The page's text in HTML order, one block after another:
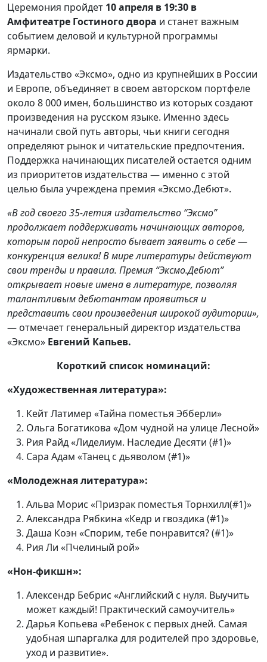
Церемония пройдет 10 апреля в 19:30 в
Амфитеатре Гостиного двора и станет важным
событием деловой и культурной программы
ярмарки.
Издательство «Эксмо», одно из крупнейших в России
и Европе, объединяет в своем авторском портфеле
около 8 000 имен, большинство из которых создают
произведения на русском языке. Именно здесь
начинали свой путь авторы, чьи книги сегодня
определяют рынок и читательские предпочтения.
Поддержка начинающих писателей остается одним
из приоритетов издательства — именно с этой
целью была учреждена премия «Эксмо.Дебют».
«В год своего 35-летия издательство “Эксмо”
продолжает поддерживать начинающих авторов,
которым порой непросто бывает заявить о себе—
конкуренция велика! В мире литературы действуют
свои тренды и правила. Премия “Эксмо.Дебют”
открывает новые имена в литературе, позволяя
талантливым дебютантам проявиться и
представить свои произведения широкой аудитории»,
— отмечает генеральный директор издательства
«Эксмо» Евгений Капьев.
Короткий список номинаций:
«Художественная литература»:
Кейт Латимер «Тайна поместья Эбберли»
Ольга Богатикова «Дом чудной на улице Лесной»
Рия Райд «Лиделиум. Наследие Десяти (#1)»
Сара Адам «Танец с дьяволом (#1)»
«Молодежная литература»:
Альва Морис «Призрак поместья Торнхилл(#1)»
Александра Рябкина «Кедр и гвоздика (#1)»
Даша Коэн «Спорим, тебе понравится? (#1)»
Рия Ли «Пчелиный рой»
«Нон-фикшн»:
Алексендр Бебрис «Английский с нуля. Выучить
может каждый! Практический самоучитель»
Дарья Копьева «Ребенок с первых дней. Самая
удобная шпаргалка для родителей про здоровье,
уход и развитие».